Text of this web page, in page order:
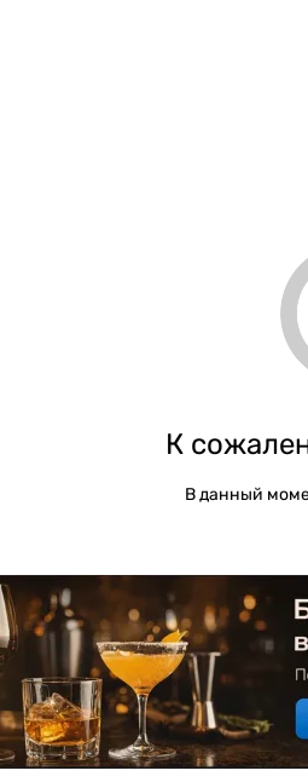
К
В данный